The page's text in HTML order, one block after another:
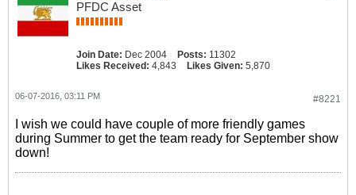
PFDC Asset
Join Date: Dec 2004 Posts: 11302
Likes Received: 4,843 Likes Given: 5,870
#8221
06-07-2016, 03:11 PM
I wish we could have couple of more friendly games
during Summer to get the team ready for September show
down!